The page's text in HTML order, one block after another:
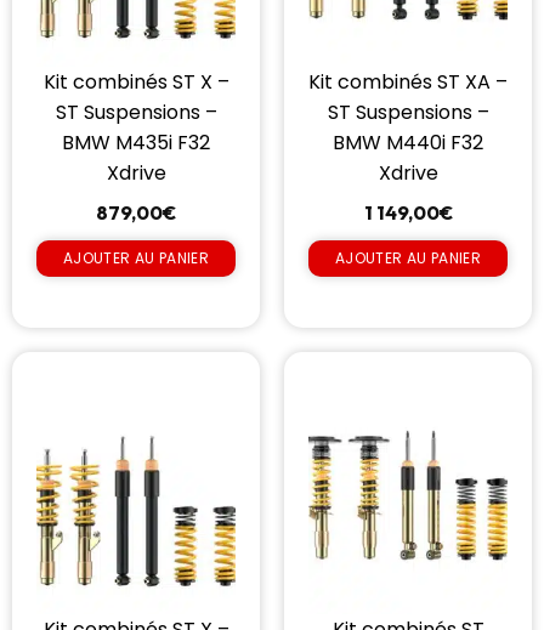
Kit combinés ST X –
ST Suspensions –
BMW M435i F32
Xdrive
879,00€
AJOUTER AU PANIER
Kit combinés ST XA –
ST Suspensions –
BMW M440i F32
Xdrive
1 149,00€
AJOUTER AU PANIER